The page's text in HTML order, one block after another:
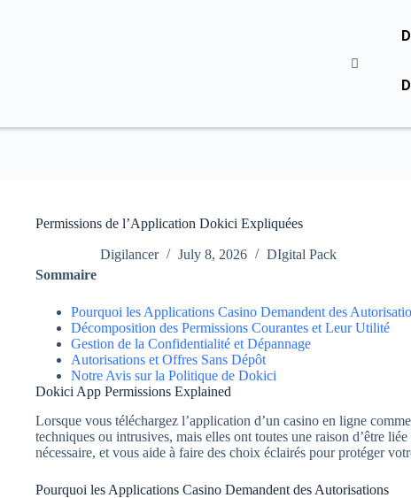
Permissions de l’Application Dokici Expliquées
Digilancer July 8, 2026
DIgital Pack
Sommaire
Pourquoi les Applications Casino Demandent des
Décomposition des Permissions Courantes et Leur Utilité
Gestion de la Confidentialité et Dépannage
Autorisations et Offres Sans Dépôt
Notre Avis sur la Politique de Dokici
Dokici App Permissions Explained
Lorsque vous téléchargez l’application d’un casino en ligne comme
techniques ou intrusives, mais elles ont toutes une raison d’être
nécessaire, et vous aide à faire des choix éclairés pour protéger
Pourquoi les Applications Casino Demandent des Autorisations